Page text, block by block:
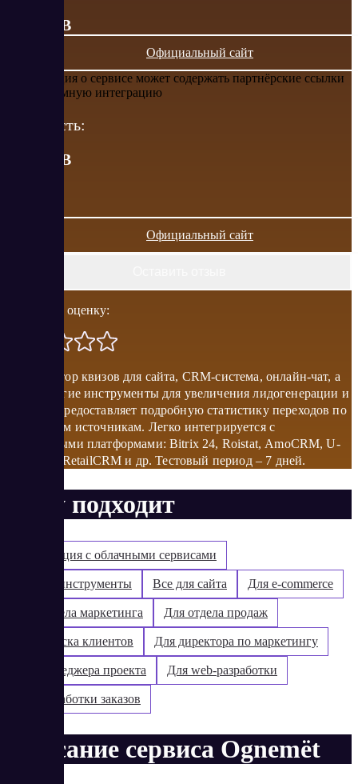
от 5 RUB
Официальный сайт
Информация о сервисе может содержать партнёрские ссылки
или рекламную интеграцию
Стоимость:
RUB
Официальный сайт
Поставить оценку:
Конструктор квизов для сайта, CRM-система, онлайн-чат, а
также другие инструменты для увеличения лидогенерации и
продаж. Предоставляет подробную статистику переходов по
нескольким источникам. Легко интегрируется с
популярными платформами: Bitrix 24, Roistat, АmoCRM, U-
on Travel, RetailCRM и др. Тестовый период – 7 дней.
Кому подходит
Интеграция с облачными сервисами
Бизнес-инструменты Все для сайта Для e-commerce
Для отдела маркетинга Для отдела продаж
Для поиска клиентов Для директора по маркетингу
Для менеджера проекта Для web-разработки
Для обработки заказов
Описание сервиса Ognemёt